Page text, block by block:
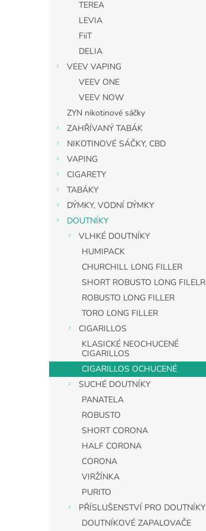
TEREA
LEVIA
FiiT
DELIA
VEEV VAPING
VEEV ONE
VEEV NOW
ZYN nikotinové sáčky
ZAHŘÍVANÝ TABÁK
NIKOTINOVÉ SÁČKY, CBD
VAPING
CIGARETY
TABÁKY
DÝMKY, VODNÍ DÝMKY
DOUTNÍKY
VLHKÉ DOUTNÍKY
HUMIPACK
CHURCHILL LONG FILLER
SHORT ROBUSTO LONG FILELR
ROBUSTO LONG FILLER
TORO LONG FILLER
CIGARILLOS
KLASICKÉ NEOCHUCENÉ
CIGARILLOS
CIGARILLOS OCHUCENÉ
SUCHÉ DOUTNÍKY
PANATELA
ROBUSTO
SHORT CORONA
HALF CORONA
CORONA
VIRŽÍNKA
PURITO
PŘÍSLUŠENSTVÍ PRO DOUTNÍKY
DOUTNÍKOVÉ ZAPALOVAČE